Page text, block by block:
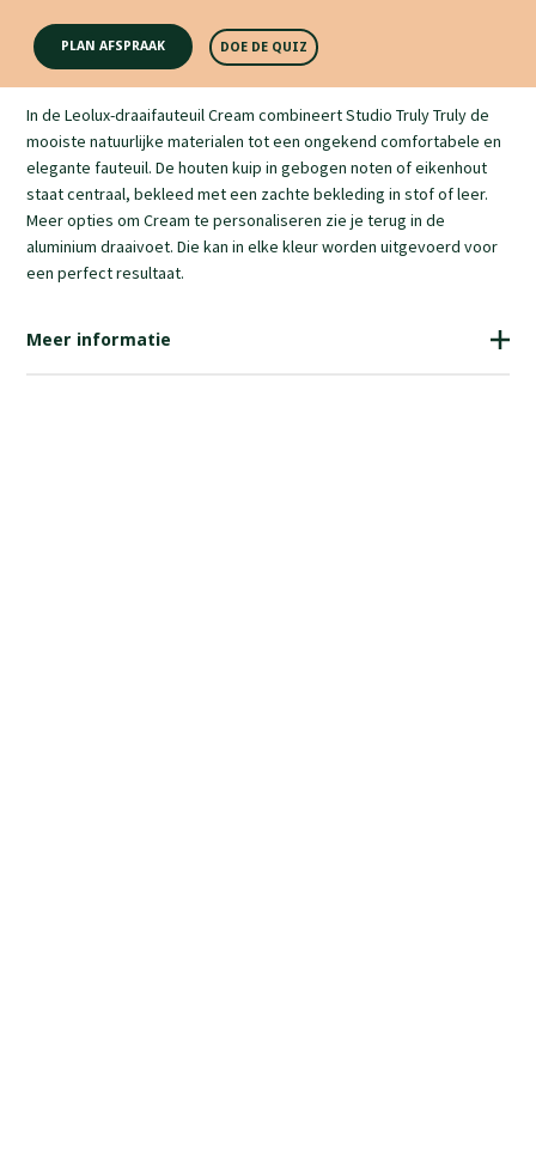
PLAN AFSPRAAK DOE DE QUIZ
Productomschrijving
In de Leolux-draaifauteuil Cream combineert Studio Truly Truly de
mooiste natuurlijke materialen tot een ongekend comfortabele en
elegante fauteuil. De houten kuip in gebogen noten of eikenhout
staat centraal, bekleed met een zachte bekleding in stof of leer.
Meer opties om Cream te personaliseren zie je terug in de
aluminium draaivoet. Die kan in elke kleur worden uitgevoerd voor
een perfect resultaat.
Meer informatie